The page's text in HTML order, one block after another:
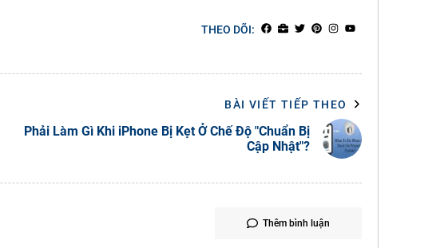
THEO DÕI:
BÀI VIẾT TIẾP THEO
Phải Làm Gì Khi iPhone Bị Kẹt Ở Chế Độ "Chuẩn Bị
Cập Nhật"?
Thêm bình luận